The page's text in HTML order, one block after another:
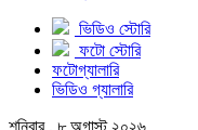
ভিডিও স্টোরি
ফটো স্টোরি
ফটোগ্যালারি
ভিডিও গ্যালারি
শনিবার , ৮ অগাস্ট ২০২৬